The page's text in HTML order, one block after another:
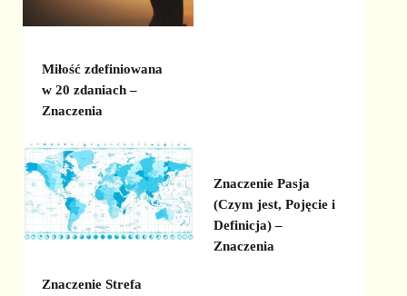
Miłość zdefiniowana
w 20 zdaniach –
Znaczenia
Znaczenie Strefa
Znaczenie Pasja
(Czym jest, Pojęcie i
Definicja) –
Znaczenia